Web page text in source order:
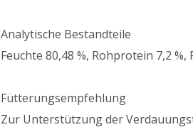
Analytische Bestandteile
Feuchte 80,48 %, Rohprotein 7,2 %,
Fütterungsempfehlung
Zur Unterstützung der